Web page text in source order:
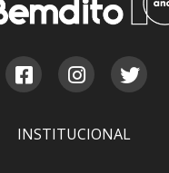
INSTITUCIONAL